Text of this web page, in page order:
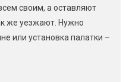
своим, а оставляют
же уезжают. Нужно
или установка палатки –